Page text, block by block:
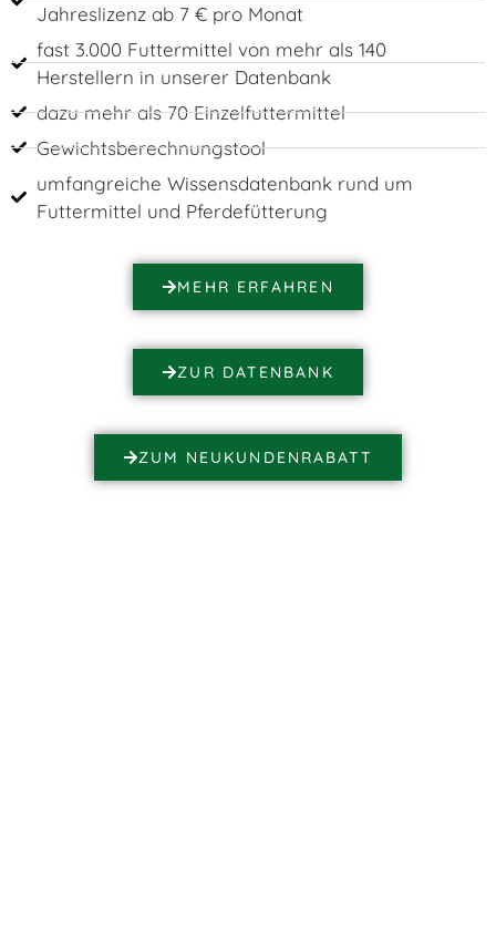
Jahreslizenz ab 7 € pro Monat
fast 3.000 Futtermittel von mehr als 140
Herstellern in unserer Datenbank
dazu mehr als 70 Einzelfuttermittel
Gewichtsberechnungstool
umfangreiche Wissensdatenbank rund um
Futtermittel und Pferdefütterung
MEHR ERFAHREN
ZUR DATENBANK
ZUM NEUKUNDENRABATT